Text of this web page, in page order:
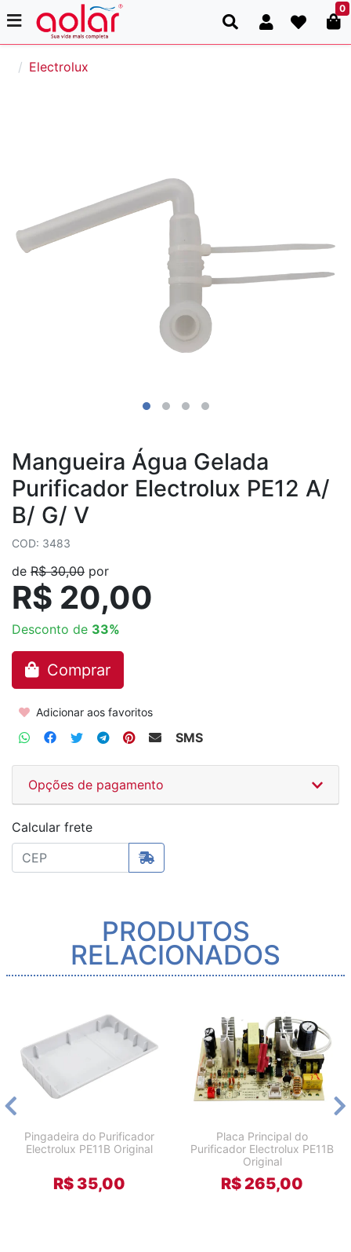
0
Electrolux
Mangueira Água Gelada
Purificador Electrolux PE12 A/
B/ G/ V
COD: 3483
de R$ 30,00 por
R$ 20,00
Desconto de 33%
Comprar
Adicionar aos favoritos
SMS
Opções de pagamento
Calcular frete
PRODUTOS
RELACIONADOS
Pingadeira do Purificador
Electrolux PE11B Original
R$ 35,00
Placa Principal do
Purificador Electrolux PE11B
Original
R$ 265,00